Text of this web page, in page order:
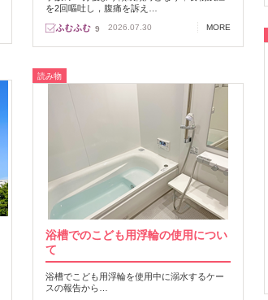
を2回嘔吐し，腹痛を訴え…
9 2026.07.30 MORE
読み物
浴槽でのこども用浮輪の使用につい
て
浴槽でこども用浮輪を使用中に溺水するケー
スの報告から…